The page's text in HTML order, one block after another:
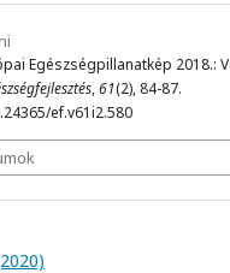
Egészségpillanatkép 2018.:
,61(2), 84-87.
ef.v61i2.580